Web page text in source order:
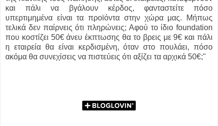
και πάλι να βγάλουν κέρδος, φανταστείτε πόσο
υπερτιμημένα είναι τα προϊόντα στην χώρα μας. Μήπως
τελικά δεν παίρνεις ότι πληρώνεις; Αφού το ίδιο foundation
που κοστίζει 50€ άνευ έκπτωσης θα το βρεις με 9€ και πάλι
η εταιρεία θα είναι κερδισμένη, όταν στο πουλάει, πόσο
ακόμα θα συνεχίσεις να πιστεύεις ότι αξίζει τα αρχικά 50€;"